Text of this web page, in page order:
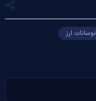
نوسانات ارز